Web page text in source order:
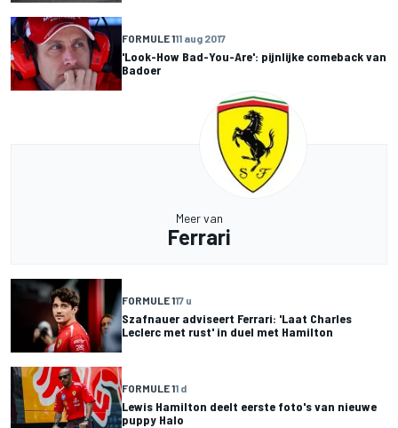
FORMULE 111 aug 2017
'Look-How Bad-You-Are': pijnlijke comeback van
Badoer
Meer van
Ferrari
FORMULE 117 u
Szafnauer adviseert Ferrari: 'Laat Charles
Leclerc met rust' in duel met Hamilton
FORMULE 11 d
Lewis Hamilton deelt eerste foto's van nieuwe
puppy Halo